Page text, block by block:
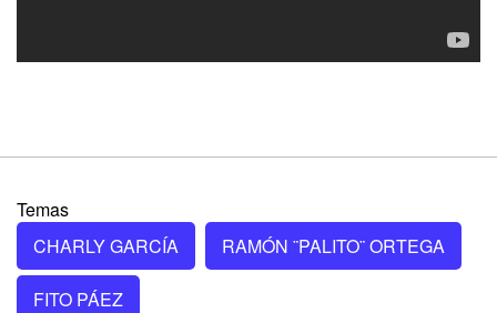
Temas
CHARLY GARCÍA
RAMÓN ¨PALITO¨ ORTEGA
FITO PÁEZ